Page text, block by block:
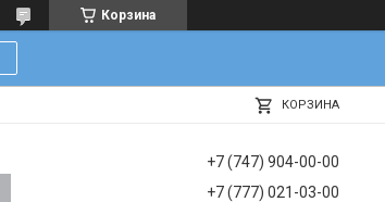
Корзина
КОРЗИНА
+7 (747) 904-00-00
+7 (777) 021-03-00